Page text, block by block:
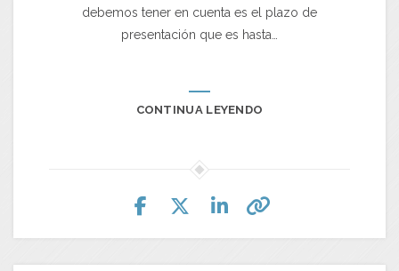
debemos tener en cuenta es el plazo de
presentación que es hasta…
CONTINUA LEYENDO